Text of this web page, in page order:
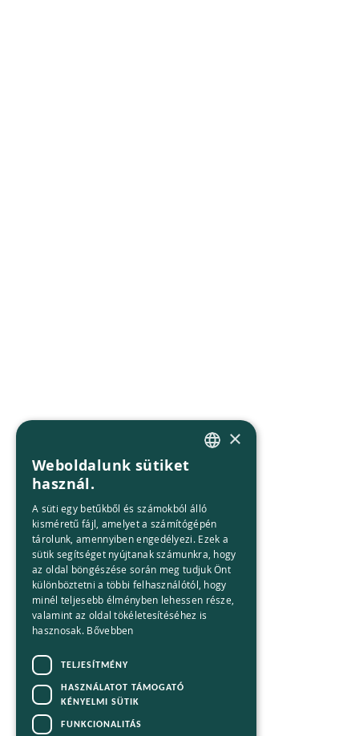
×
Weboldalunk sütiket
használ.
A süti egy betűkből és számokból álló
kisméretű fájl, amelyet a számítógépén
tárolunk, amennyiben engedélyezi. Ezek a
sütik segítséget nyújtanak számunkra, hogy
az oldal böngészése során meg tudjuk Önt
különböztetni a többi felhasználótól, hogy
minél teljesebb élményben lehessen része,
valamint az oldal tökéletesítéséhez is
hasznosak. Bővebben
TELJESÍTMÉNY
HASZNÁLATOT TÁMOGATÓ
KÉNYELMI SÜTIK
FUNKCIONALITÁS